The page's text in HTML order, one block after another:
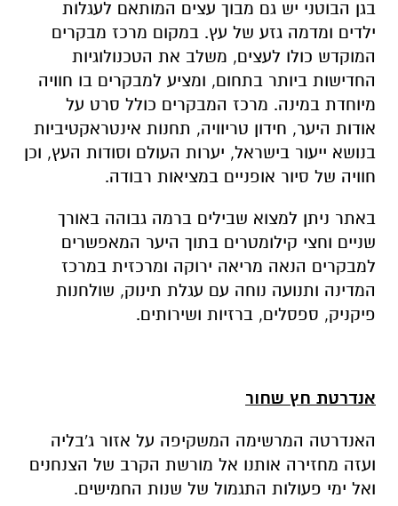
בגן הבוטני יש גם מבוך עצים המותאם לעגלות
ילדים ומדמה גזע של עץ. במקום מרכז מבקרים
המוקדש כולו לעצים, משלב את הטכנולוגיות
החדישות ביותר בתחום, ומציע למבקרים בו חוויה
מיוחדת במינה. מרכז המבקרים כולל סרט על
אודות היער, חידון טריוויה, תחנות אינטראקטיביות
בנושא ייעור בישראל, יערות העולם וסודות העץ, וכן
חוויה של סיור אופניים במציאות רבודה.
באתר ניתן למצוא שבילים ברמה גבוהה באורך
שניים וחצי קילומטרים בתוך היער המאפשרים
למבקרים הנאה מריאה ירוקה ומרכזית במרכז
המדינה ותנועה נוחה עם עגלת תינוק, שולחנות
פיקניק, ספסלים, ברזיות ושירותים.
אנדרטת חץ שחור
האנדרטה המרשימה המשקיפה על אזור ג'בליה
ועזה מחזירה אותנו אל מורשת הקרב של הצנחנים
ואל ימי פעולות התגמול של שנות החמישים.